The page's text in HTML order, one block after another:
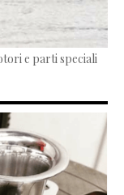
e parti speciali